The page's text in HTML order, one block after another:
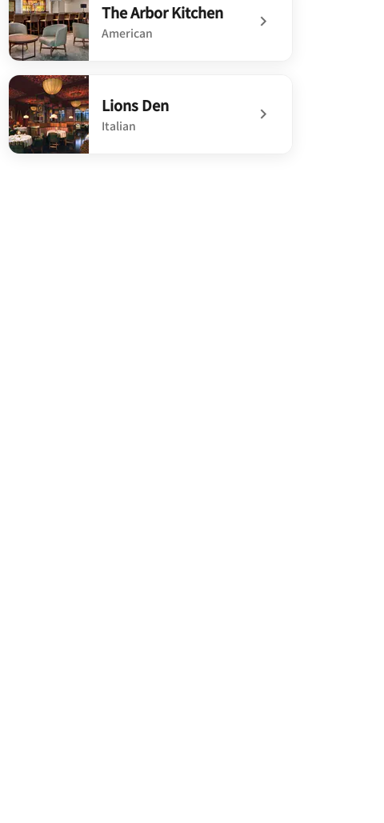
The Arbor Kitchen
American
undefined The Arbor Kitchen
Lions Den
Italian